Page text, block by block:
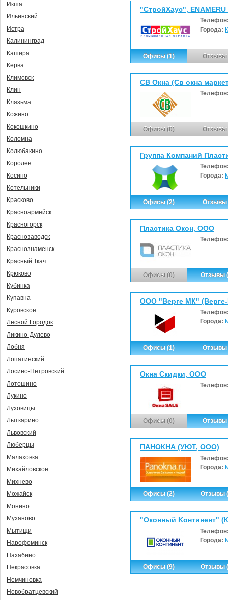
"СтройХаус",
Города:
Офисы (1) Отзывы
СВ Окна (Св окна
Офисы (0) Отзывы
Группа Компаний
Города:
Офисы (2) Отзывы
Пластика Окон, ООО
Офисы (0) Отзывы
ООО "Верге МК"
Города:
Офисы (1) Отзывы
Окна Скидки, ООО
Офисы (0) Отзывы
ПАНОКНА (УЮТ, ООО)
Города:
Офисы (2) Отзывы
"Oкoнный Koнтинeнт"
Города:
Офисы (9) Отзывы
Икша
Ильинский
Истра
Калининград
Кашира
Керва
Климовск
Клин
Клязьма
Кожино
Кокошкино
Коломна
Колюбакино
Королев
Косино
Котельники
Красково
Красноармейск
Красногорск
Краснозаводск
Краснознаменск
Красный Ткач
Крюково
Кубинка
Купавна
Куровское
Лесной Городок
Ликино-Дулево
Лобня
Лопатинский
Лосино-Петровский
Лотошино
Лукино
Луховицы
Лыткарино
Львовский
Люберцы
Малаховка
Михайловское
Михнево
Можайск
Монино
Муханово
Мытищи
Нарофоминск
Нахабино
Некрасовка
Немчиновка
Новобратцевский